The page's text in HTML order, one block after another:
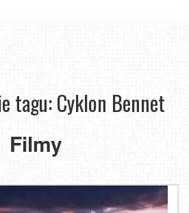
tagu: Cyklon Bennet
Filmy